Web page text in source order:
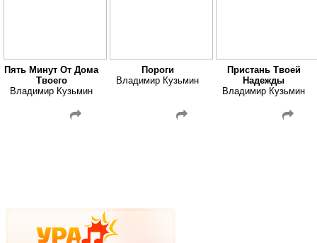
Пять Минут От Дома
Твоего
Владимир Кузьмин
Пороги
Владимир Кузьмин
Пристань Твоей
Надежды
Владимир Кузьмин